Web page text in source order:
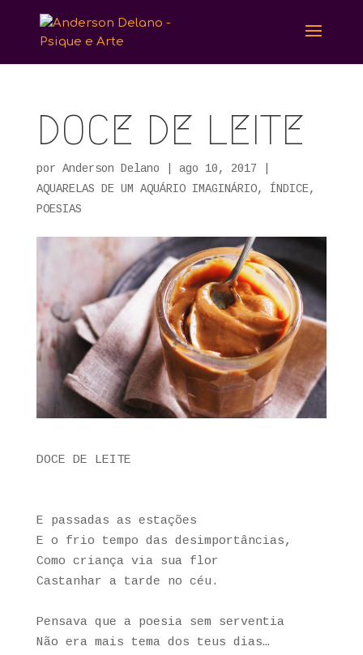
DOCE DE LEITE
por Anderson Delano ago 10, 2017
AQUARELAS DE UM AQUÁRIO IMAGINÁRIO, ÍNDICE,
POESIAS
DOCE DE LEITE
E passadas as estações
E o frio tempo das desimportâncias,
Como criança via sua flor
Castanhar a tarde no céu.
Pensava que a poesia sem serventia
Não era mais tema dos teus dias…